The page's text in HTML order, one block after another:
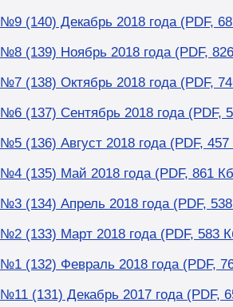
№9 (140) Декабрь 2018 года (PDF,
№8 (139) Ноябрь 2018 года (PDF,
№7 (138) Октябрь 2018 года (PDF,
№6 (137) Сентябрь 2018 года (PDF,
№5 (136) Август 2018 года (PDF,
№4 (135) Май 2018 года (PDF, 861
№3 (134) Апрель 2018 года (PDF,
№2 (133) Март 2018 года (PDF, 583
№1 (132) Февраль 2018 года (PDF,
№11 (131) Декабрь 2017 года (PDF,